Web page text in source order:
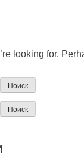
looking for.